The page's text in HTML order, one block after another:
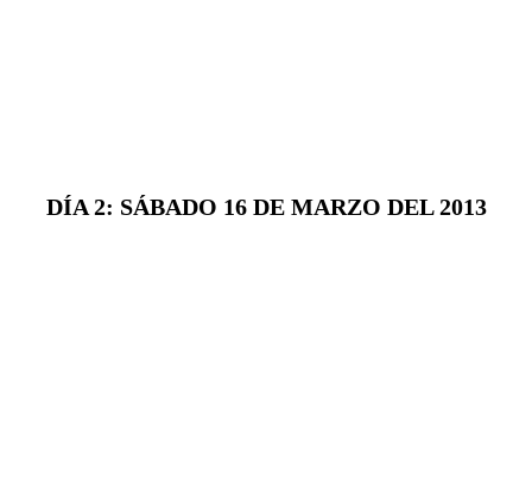
DÍA 2: SÁBADO 16 DE MARZO DEL 2013